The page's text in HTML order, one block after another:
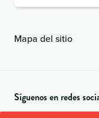
(obligatorio)
Mapa del sitio
Síguenos en redes